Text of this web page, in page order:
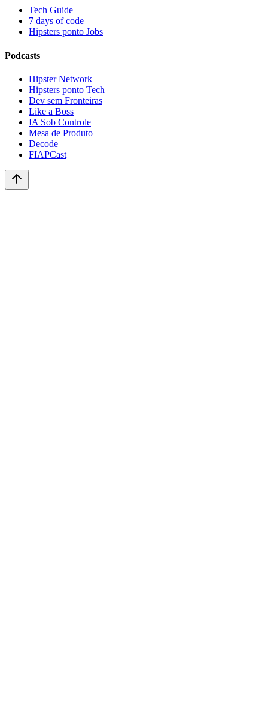
Tech Guide
7 days of code
Hipsters ponto Jobs
Podcasts
Hipster Network
Hipsters ponto Tech
Dev sem Fronteiras
Like a Boss
IA Sob Controle
Mesa de Produto
Decode
FIAPCast